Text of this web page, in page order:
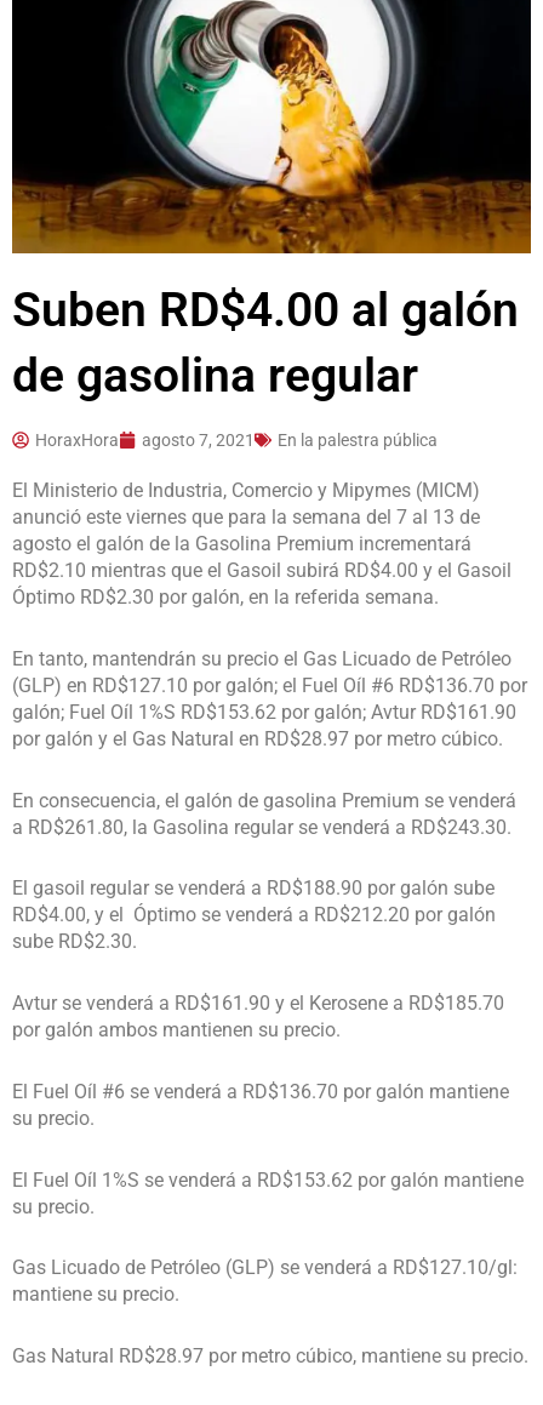
Suben RD$4.00 al galón
de gasolina regular
HoraxHora agosto 7, 2021 En la palestra pública
El Ministerio de Industria, Comercio y Mipymes (MICM)
anunció este viernes que para la semana del 7 al 13 de
agosto el galón de la Gasolina Premium incrementará
RD$2.10 mientras que el Gasoil subirá RD$4.00 y el Gasoil
Óptimo RD$2.30 por galón, en la referida semana.
En tanto, mantendrán su precio el Gas Licuado de Petróleo
(GLP) en RD$127.10 por galón; el Fuel Oíl #6 RD$136.70 por
galón; Fuel Oíl 1%S RD$153.62 por galón; Avtur RD$161.90
por galón y el Gas Natural en RD$28.97 por metro cúbico.
En consecuencia, el galón de gasolina Premium se venderá
a RD$261.80, la Gasolina regular se venderá a RD$243.30.
El gasoil regular se venderá a RD$188.90 por galón sube
RD$4.00, y el Óptimo se venderá a RD$212.20 por galón
sube RD$2.30.
Avtur se venderá a RD$161.90 y el Kerosene a RD$185.70
por galón ambos mantienen su precio.
El Fuel Oíl #6 se venderá a RD$136.70 por galón mantiene
su precio.
El Fuel Oíl 1%S se venderá a RD$153.62 por galón mantiene
su precio.
Gas Licuado de Petróleo (GLP) se venderá a RD$127.10/gl:
mantiene su precio.
Gas Natural RD$28.97 por metro cúbico, mantiene su precio.